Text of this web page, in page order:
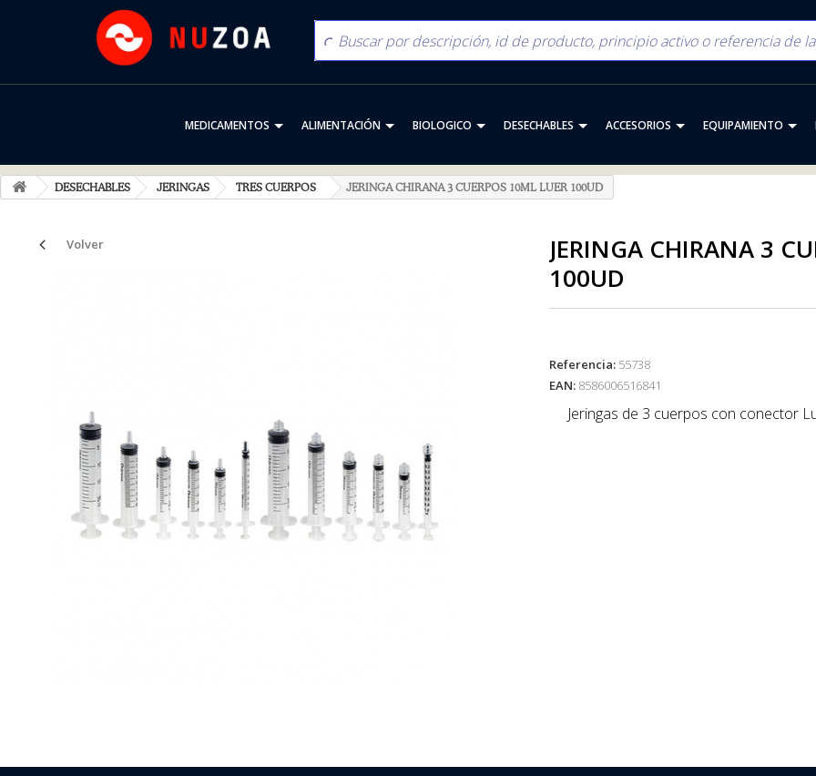
MEDICAMENTOS ALIMENTACIÓN BIOLOGICO DESECHABLES ACCESORIOS EQUIPAMIENTO
DESECHABLES JERINGAS TRES CUERPOS JERINGA CHIRANA 3 CUERPOS 10ML LUER 100UD
Volver
JERINGA CHIRANA 3
100UD
Referencia: 55738
EAN: 8586006516841
Jeringas de 3 cuerpos con conector